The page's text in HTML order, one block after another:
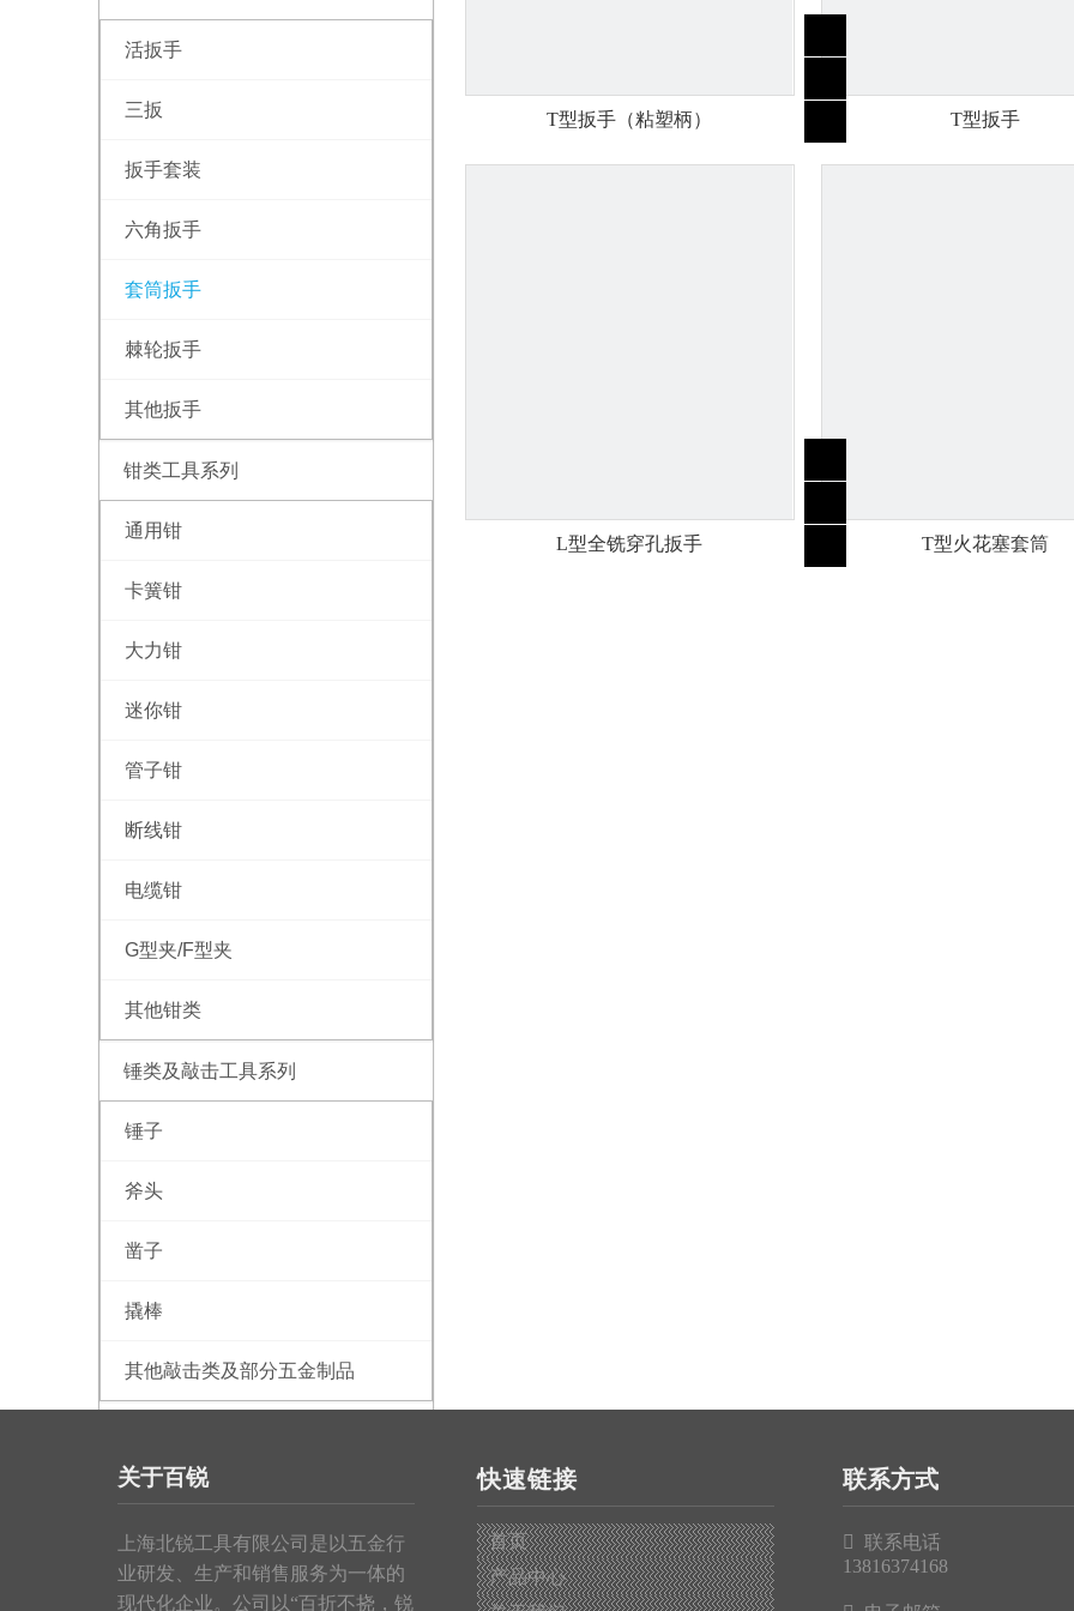
活扳手
三扳
扳手套装
六角扳手
套筒扳手
棘轮扳手
其他扳手
钳类工具系列
通用钳
卡簧钳
大力钳
迷你钳
管子钳
断线钳
电缆钳
G型夹/F型夹
其他钳类
锤类及敲击工具系列
锤子
斧头
凿子
撬棒
其他敲击类及部分五金制品
钢卷尺
皮卷尺
T型扳手（粘塑柄） T型扳手
L型全铣穿孔扳手 T型火花塞套筒
关于百锐
上海北锐工具有限公司是以五金行
业研发、生产和销售服务为一体的
现代化企业。公司以“百折不挠，锐
快速链接
首页
产品中心
联系方式

联系电话
13816374168